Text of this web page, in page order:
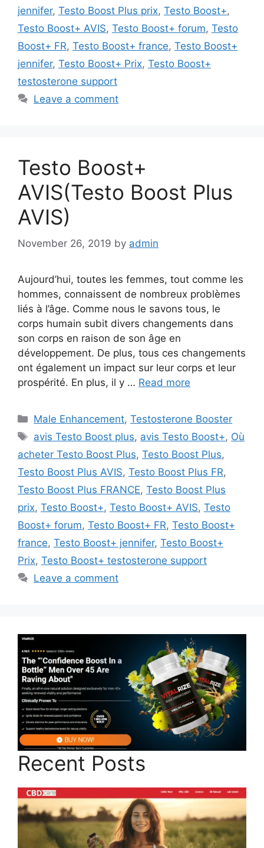
jennifer, Testo Boost Plus prix, Testo Boost+,
Testo Boost+ AVIS, Testo Boost+ forum, Testo
Boost+ FR, Testo Boost+ france, Testo Boost+
jennifer, Testo Boost+ Prix, Testo Boost+
testosterone support
Leave a comment
Testo Boost+
AVIS(Testo Boost Plus
AVIS)
November 26, 2019 by admin
Aujourd’hui, toutes les femmes, tout comme les
hommes, connaissent de nombreux problèmes
liés à l’âge. Comme nous le savons tous, le
corps humain subit divers changements dans
son corps en raison de son âge en
développement. De plus, tous ces changements
ont également un impact sur leur corps et leur
prospérité. En plus, il y … Read more
Categories
Male Enhancement,Testosterone Booster
Tags
avis Testo Boost plus, avis Testo Boost+, Où
acheter Testo Boost Plus, Testo Boost Plus,
Testo Boost Plus AVIS, Testo Boost Plus FR,
Testo Boost Plus FRANCE, Testo Boost Plus
prix, Testo Boost+, Testo Boost+ AVIS, Testo
Boost+ forum, Testo Boost+ FR, Testo Boost+
france, Testo Boost+ jennifer, Testo Boost+
Prix, Testo Boost+ testosterone support
Leave a comment
Recent Posts